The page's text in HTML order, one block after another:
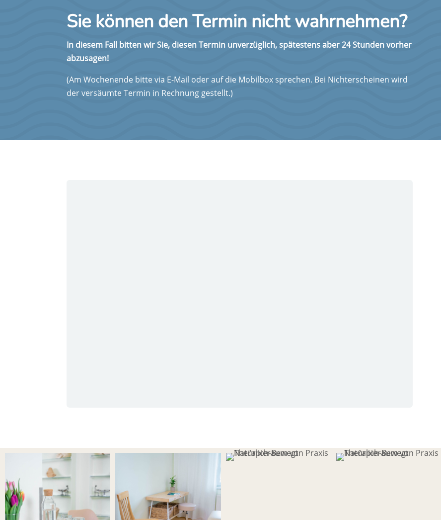
Sie können den Termin nicht wahrnehmen?
In diesem Fall bitten wir Sie, diesen Termin unverzüglich, spätestens aber 24 Stunden vorher
abzusagen!
(Am Wochenende bitte via E-Mail oder auf die Mobilbox sprechen. Bei Nichterscheinen wird
der versäumte Termin in Rechnung gestellt.)